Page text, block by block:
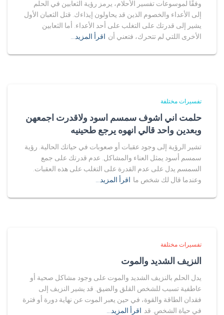
وفقًا لموسوعات تفسير الأحلام، يرمز رؤية الثعابين في الحلم
إلى الأعداء والخصوم الذين قد يحاولون إيذاءك. قتل الثعبان الأول
يشير إلى قدرتك على التغلب على أحد الأعداء. أما الثعابين
الأخرى اللتي لم تتحرك، فتعني أن اقرأ المزيد…
تفسيرات مختلفة
حلمت اني اشوف سمسم اسود ولاقدرت اجمعهن
وبعدين واحد قالي انهوه يرجع طحينيه
تشير الرؤية إلى وجود عقبات أو صعوبات في حياتك الحالية. رؤية
سمسم أسود يمثل العناء والمشاكل. عدم قدرتك على جمع
السمسم يدل على عدم القدرة على التغلب على هذه العقبات.
وعندما قال لك شخص ما اقرأ المزيد…
تفسيرات مختلفة
النزيف الشديد والموت
يدل الحلم بالنزيف الشديد والموت على وجود مشاكل صحية أو
عاطفية تسبب للشخص القلق والضيق. قد يشير النزيف إلى
فقدان الطاقة والقوة، في حين يعبر الموت عن نهاية دورة أو فترة
في حياة الشخص. قد اقرأ المزيد…